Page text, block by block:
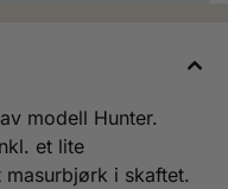
modell Hunter.
et lite
masurbjørk i skaftet.